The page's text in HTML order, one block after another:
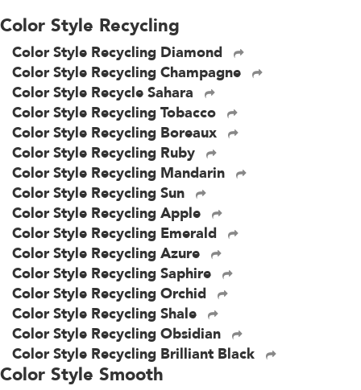
Color Style Recycling
Color Style Recycling Diamond
Color Style Recycling Champagne
Color Style Recycle Sahara
Color Style Recycling Tobacco
Color Style Recycling Boreaux
Color Style Recycling Ruby
Color Style Recycling Mandarin
Color Style Recycling Sun
Color Style Recycling Apple
Color Style Recycling Emerald
Color Style Recycling Azure
Color Style Recycling Saphire
Color Style Recycling Orchid
Color Style Recycling Shale
Color Style Recycling Obsidian
Color Style Recycling Brilliant Black
Color Style Smooth